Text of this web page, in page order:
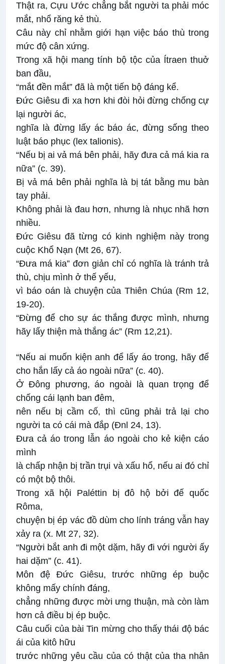
Thật ra, Cựu Ước chẳng bắt người ta phải móc
mắt, nhổ răng kẻ thù.
Câu này chỉ nhằm giới hạn việc báo thù trong
mức độ cân xứng.
Trong xã hội mang tính bộ tộc của Ítraen thuở
ban đầu,
“mắt đền mắt” đã là một tiến bộ đáng kể.
Đức Giêsu đi xa hơn khi đòi hỏi đừng chống cự
lại người ác,
nghĩa là đừng lấy ác báo ác, đừng sống theo
luật báo phục (lex talionis).
“Nếu bị ai vả má bên phải, hãy đưa cả má kia ra
nữa” (c. 39).
Bị vả má bên phải nghĩa là bị tát bằng mu bàn
tay phải.
Không phải là đau hơn, nhưng là nhục nhã hơn
nhiều.
Đức Giêsu đã từng có kinh nghiệm này trong
cuộc Khổ Nạn (Mt 26, 67).
“Đưa má kia” đơn giản chỉ có nghĩa là tránh trả
thù, chịu mình ở thế yếu,
vì báo oán là chuyện của Thiên Chúa (Rm 12,
19-20).
“Đừng để cho sự ác thắng được mình, nhưng
hãy lấy thiện mà thắng ác” (Rm 12,21).
“Nếu ai muốn kiện anh để lấy áo trong, hãy để
cho hắn lấy cả áo ngoài nữa” (c. 40).
Ở Đông phương, áo ngoài là quan trọng để
chống cái lạnh ban đêm,
nên nếu bị cầm cố, thì cũng phải trả lại cho
người ta có cái mà đắp (Đnl 24, 13).
Đưa cả áo trong lẫn áo ngoài cho kẻ kiện cáo
mình
là chấp nhận bị trần trụi và xấu hổ, nếu ai đó chỉ
có một bộ thôi.
Trong xã hội Paléttin bị đô hộ bởi đế quốc
Rôma,
chuyện bị ép vác đồ dùm cho lính tráng vẫn hay
xảy ra (x. Mt 27, 32).
“Người bắt anh đi một dặm, hãy đi với người ấy
hai dặm” (c. 41).
Môn đệ Đức Giêsu, trước những ép buộc
không mấy chính đáng,
chẳng những được mời ưng thuận, mà còn làm
hơn cả điều bị ép buộc.
Câu cuối của bài Tin mừng cho thấy thái độ bác
ái của kitô hữu
trước những yêu cầu của có thật của tha nhân